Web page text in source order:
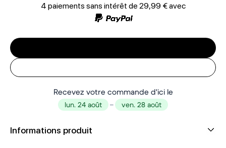
4 paiements sans intérêt de 29,99 €avec
Recevez votre commande d'ici le
lun. 24 août – ven. 28 août
Informations produit